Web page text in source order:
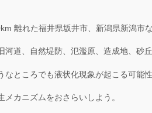
離れた福井県坂井市、新潟県新潟市
河道、自然堤防、氾濫原、造成地、砂丘
なところでも液状化現象が起こる可能
メカニズムをおさらいしよう。